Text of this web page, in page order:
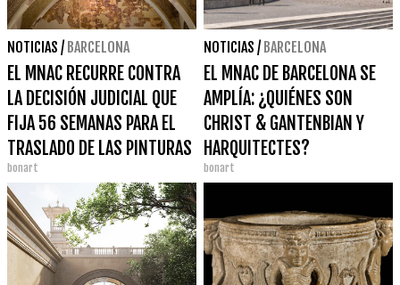
NOTICIAS / BARCELONA
EL MNAC RECURRE CONTRA
LA DECISIÓN JUDICIAL QUE
FIJA 56 SEMANAS PARA EL
TRASLADO DE LAS PINTURAS
DE SIJENA
bonart
NOTICIAS / BARCELONA
EL MNAC DE BARCELONA SE
AMPLÍA: ¿QUIÉNES SON
CHRIST & GANTENBIAN Y
HARQUITECTES?
bonart